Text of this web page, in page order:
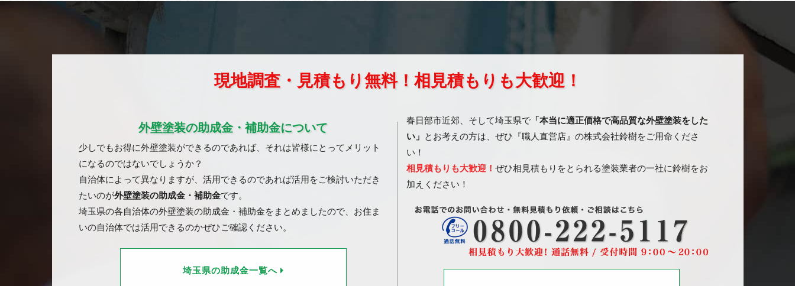
現地調査・見積もり無料！相見積もりも大歓迎！
外壁塗装の助成金・補助金について
少しでもお得に外壁塗装ができるのであれば、それは皆様にとってメリット
になるのではないでしょうか？
自治体によって異なりますが、活用できるのであれば活用をご検討いただき
たいのが外壁塗装の助成金・補助金です。
埼玉県の各自治体の外壁塗装の助成金・補助金をまとめましたので、お住ま
いの自治体では活用できるのかぜひご確認ください。
埼玉県の助成金一覧へ
春日部市近郊、そして埼玉県で 「本当に適正価格で高品質な外壁塗装をした
い」
とお考えの方は、ぜひ『職人直営店』の株式会社鈴樹をご用命くださ
い！
相見積もりも大歓迎！ ぜひ相見積もりをとられる塗装業者の一社に鈴樹をお
加えください！